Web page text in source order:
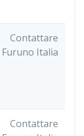
Contattare
Furuno Italia
Contattare